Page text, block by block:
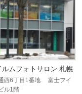
ルムフォトサロン 札幌
西6丁目1番地 富士フイ
ル1階